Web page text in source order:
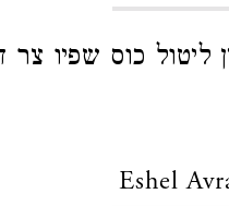
ליטול כוס שפיו צר
Eshel